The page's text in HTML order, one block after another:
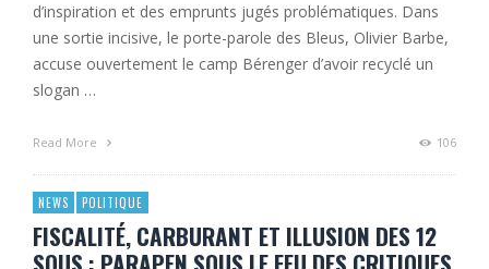
d’inspiration et des emprunts jugés problématiques. Dans
une sortie incisive, le porte-parole des Bleus, Olivier Barbe,
accuse ouvertement le camp Bérenger d’avoir recyclé un
slogan …
Read More 106
NEWS POLITIQUE
FISCALITÉ, CARBURANT ET ILLUSION DES 12